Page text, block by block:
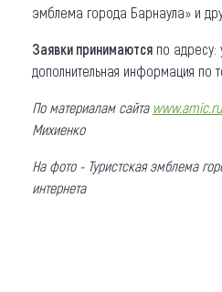
эмблема города Барнаула» и
Заявки принимаются по адресу:
дополнительная информация по
По материалам сайта www.amic.ru
Михиенко
На фото - Туристская эмблема
интернета